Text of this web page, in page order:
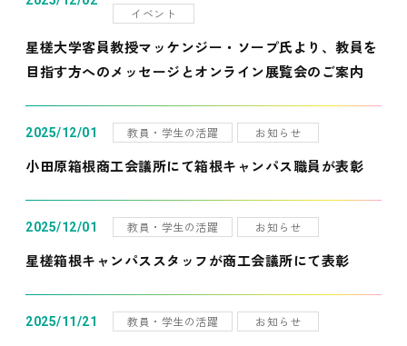
イベント
星槎大学客員教授マッケンジー・ソープ氏より、教員を
目指す方へのメッセージとオンライン展覧会のご案内
2025/12/01 教員・学生の活躍 お知らせ
小田原箱根商工会議所にて箱根キャンパス職員が表彰
2025/12/01 教員・学生の活躍 お知らせ
星槎箱根キャンパススタッフが商工会議所にて表彰
2025/11/21 教員・学生の活躍 お知らせ